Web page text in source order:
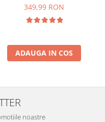
349,99 RON
ADAUGA IN COS
noastre